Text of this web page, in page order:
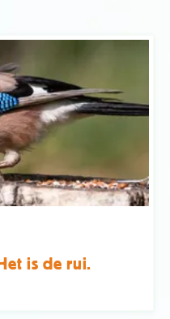
is de rui.